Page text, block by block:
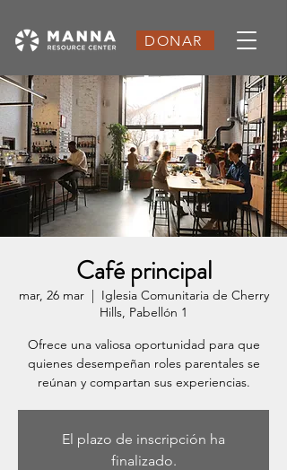
DONAR
Café principal
mar, 26 mar
  |
Iglesia Comunitaria de Cherry
Hills, Pabellón 1
Ofrece una valiosa oportunidad para que
quienes desempeñan roles parentales se
reúnan y compartan sus experiencias.
El plazo de inscripción ha
finalizado.